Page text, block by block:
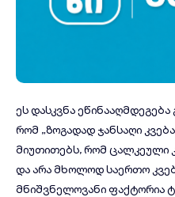
ეს დასკვნა
რომ „ზოგადად ჯანსაღი
მიუთითებს, რომ ცალკეული
და არა მხოლოდ საერთო
მნიშვნელოვანი ფაქტორია